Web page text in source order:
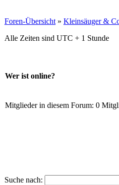
Foren-Übersicht » Kleinsäuger &
Alle Zeiten sind UTC + 1 Stunde
Wer ist online?
Mitglieder in diesem Forum: 0
Suche nach: